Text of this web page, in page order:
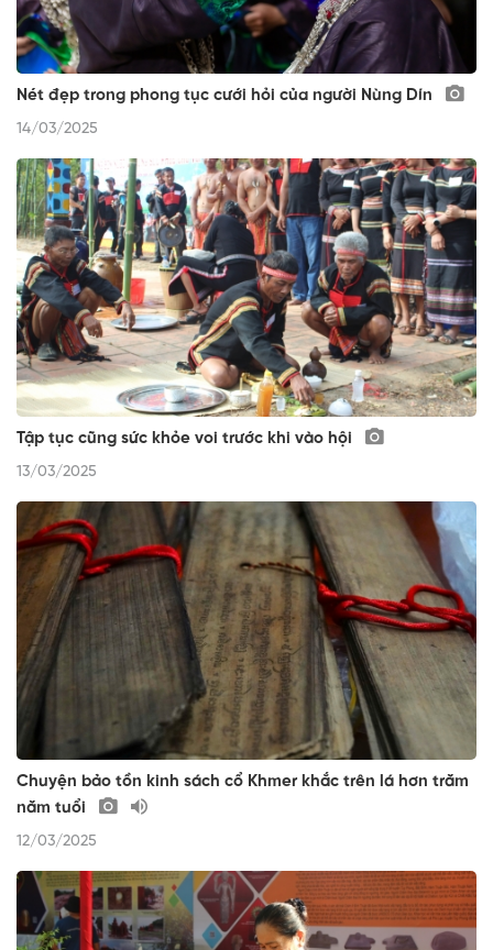
Nét đẹp trong phong tục cưới hỏi của người Nùng Dín
14/03/2025
Tập tục cũng sức khỏe voi trước khi vào hội
13/03/2025
Chuyện bảo tồn kinh sách cổ Khmer khắc trên lá hơn trăm
năm tuổi
12/03/2025